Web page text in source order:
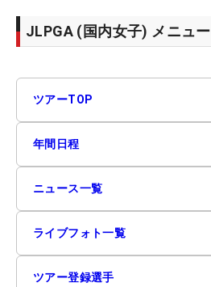
JLPGA (国内女子) メニュー
ツアーTOP
年間日程
ニュース一覧
ライブフォト一覧
ツアー登録選手